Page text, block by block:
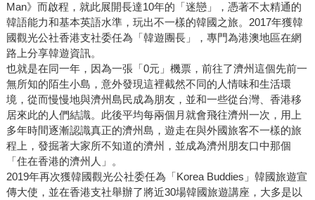
Man》而啟程，就此展開長達10年的「迷戀」，憑著不太精通的
韓語能力和基本英語水準，玩出不一樣的韓國之旅。2017年獲韓
國觀光公社香港支社委任為「韓遊團長」，專門為港澳地區在網
路上分享韓遊資訊。
也就是在同一年，因為一張「0元」機票，前往了濟州這個先前一
無所知的陌生小島，意外發現這裡截然不同的人情味和生活環
境，從而慢慢地與濟州島民成為朋友，並和一些從台灣、香港移
居來此的人們結識。此後平均每兩個月就會飛往濟州一次，用上
多年時間逐漸認識真正的濟州島，遊走在與外國旅客不一樣的旅
程上，發掘著大家所不知道的濟州，並成為濟州朋友口中那個
「住在香港的濟州人」。
2019年再次獲韓國觀光公社委任為「Korea Buddies」韓國旅遊宣
傳大使，並在香港支社舉辦了將近30場韓國旅遊講座，大多是以